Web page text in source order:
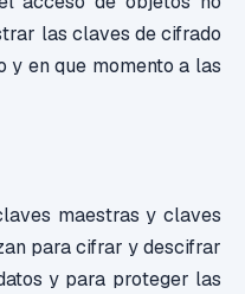
las claves de cifrado
y en que momento a las
maestras y claves
para cifrar y descifrar
y para proteger las